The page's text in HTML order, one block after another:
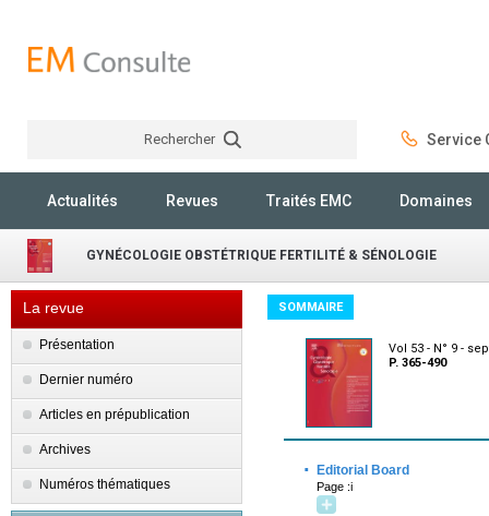
Rechercher Service
Actualités Revues Traités EMC Domaines
GYNÉCOLOGIE OBSTÉTRIQUE FERTILITÉ & SÉNOLOGIE
La revue
Présentation
Dernier numéro
Articles en prépublication
Archives
Numéros thématiques
SOMMAIRE
Vol 53 - N° 9 -
P. 365-490
· Editorial Board
Page :i